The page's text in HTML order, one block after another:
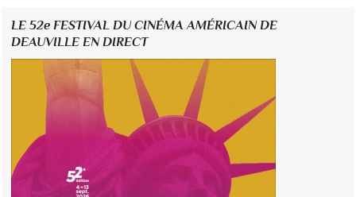
LE 52e FESTIVAL DU CINÉMA AMÉRICAIN DE
DEAUVILLE EN DIRECT